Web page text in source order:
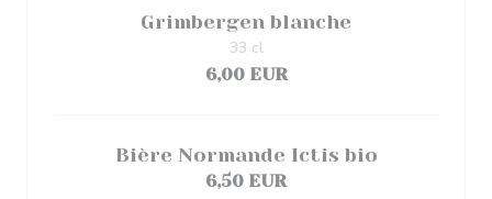
Grimbergen blanche
6,00 EUR
33 cl
Bière Normande Ictis bio
6,50 EUR